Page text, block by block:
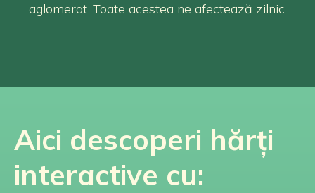
aglomerat. Toate acestea ne afectează zilnic.
Aici descoperi hărți
interactive cu: